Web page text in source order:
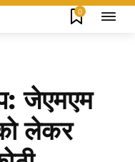
0
जेएमएम
लेकर